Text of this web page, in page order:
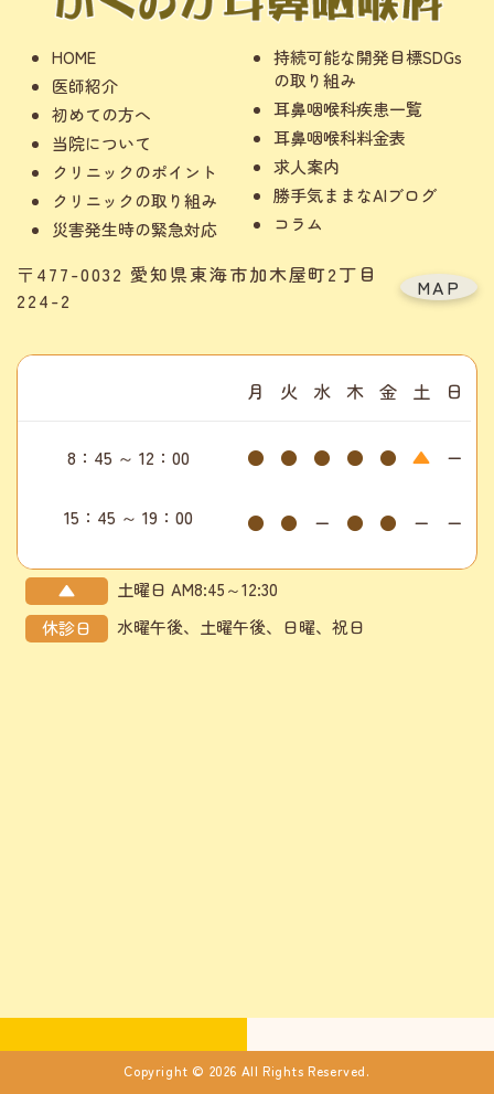
HOME
医師紹介
初めての方へ
当院について
クリニックのポイント
クリニックの取り組み
災害発生時の緊急対応
持続可能な開発目標SDGs
の取り組み
耳鼻咽喉科疾患一覧
耳鼻咽喉科料金表
求人案内
勝手気ままなAIブログ
コラム
〒477-0032 愛知県東海市加木屋町2丁目
224-2
MAP
月 火 水 木 金 土 日
8：45 ～ 12：00 ● ● ● ● ● ▲ ー
15：45 ～ 19：00 ● ● ー ● ● ー ー
▲
土曜日 AM8:45～12:30
休診日
水曜午後、土曜午後、日曜、祝日
Copyright © 2026 All Rights Reserved.